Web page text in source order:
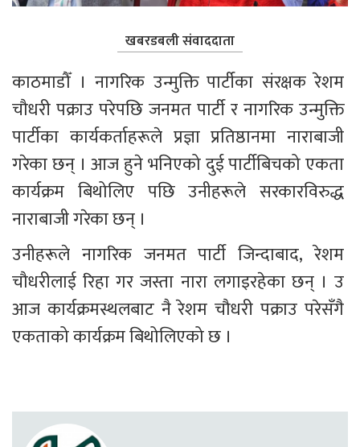
खबरडबली संवाददाता
काठमाडौँ । नागरिक उन्मुक्ति पार्टीका संरक्षक रेशम
चौधरी पक्राउ परेपछि जनमत पार्टी र नागरिक उन्मुक्ति
पार्टीका कार्यकर्ताहरूले प्रज्ञा प्रतिष्ठानमा नाराबाजी
गरेका छन् । आज हुने भनिएको दुई पार्टीबिचको एकता
कार्यक्रम बिथोलिए पछि उनीहरूले सरकारविरुद्ध
नाराबाजी गरेका छन् ।
उनीहरूले नागरिक जनमत पार्टी जिन्दाबाद, रेशम
चौधरीलाई रिहा गर जस्ता नारा लगाइरहेका छन् । उ
आज कार्यक्रमस्थलबाट नै रेशम चौधरी पक्राउ परेसँगै
एकताको कार्यक्रम बिथोलिएको छ ।